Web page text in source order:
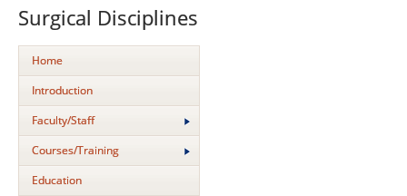
Surgical Disciplines
Home
Introduction
Faculty/Staff
Courses/Training
Education